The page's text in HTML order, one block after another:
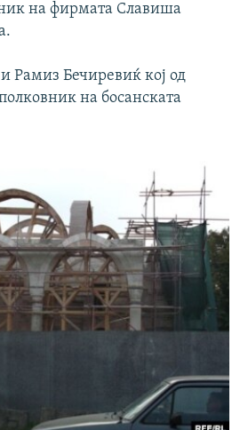
на фирмата Славиша
и Рамиз Бечиревиќ кој од
на босанската